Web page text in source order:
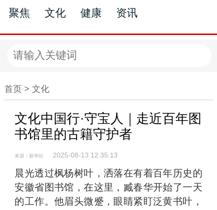
聚焦 文化 健康 资讯
首页 > 文化
文化中国行·守宝人｜走近百年图
书馆里的古籍守护者
来源：新华社 2025-08-13 12:35:13
晨光透过枫杨树叶，洒落在有着百年历史的
安徽省图书馆，在这里，臧春华开始了一天
的工作。他眉头微蹙，眼睛紧盯泛黄书叶，